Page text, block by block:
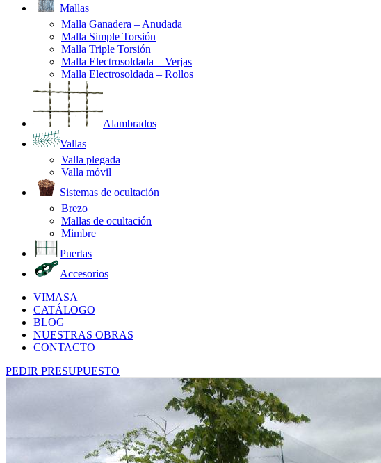
Mallas
Malla Ganadera – Anudada
Malla Simple Torsión
Malla Triple Torsión
Malla Electrosoldada – Verjas
Malla Electrosoldada – Rollos
Alambrados
Vallas
Valla plegada
Valla móvil
Sistemas de ocultación
Brezo
Mallas de ocultación
Mimbre
Puertas
Accesorios
VIMASA
CATÁLOGO
BLOG
NUESTRAS OBRAS
CONTACTO
PEDIR PRESUPUESTO